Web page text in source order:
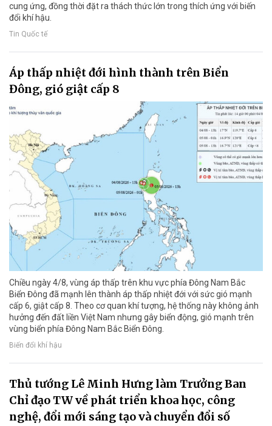
cung ứng, đồng thời đặt ra thách thức lớn trong thích ứng với biến
đổi khí hậu.
Tin Quốc tế
Áp thấp nhiệt đới hình thành trên Biển
Đông, gió giật cấp 8
Chiều ngày 4/8, vùng áp thấp trên khu vực phía Đông Nam Bắc
Biển Đông đã mạnh lên thành áp thấp nhiệt đới với sức gió mạnh
cấp 6, giật cấp 8. Theo cơ quan khí tượng, hệ thống này không ảnh
hưởng đến đất liền Việt Nam nhưng gây biển động, gió mạnh trên
vùng biển phía Đông Nam Bắc Biển Đông.
Biến đổi khí hậu
Thủ tướng Lê Minh Hưng làm Trưởng Ban
Chỉ đạo TW về phát triển khoa học, công
nghệ, đổi mới sáng tạo và chuyển đổi số